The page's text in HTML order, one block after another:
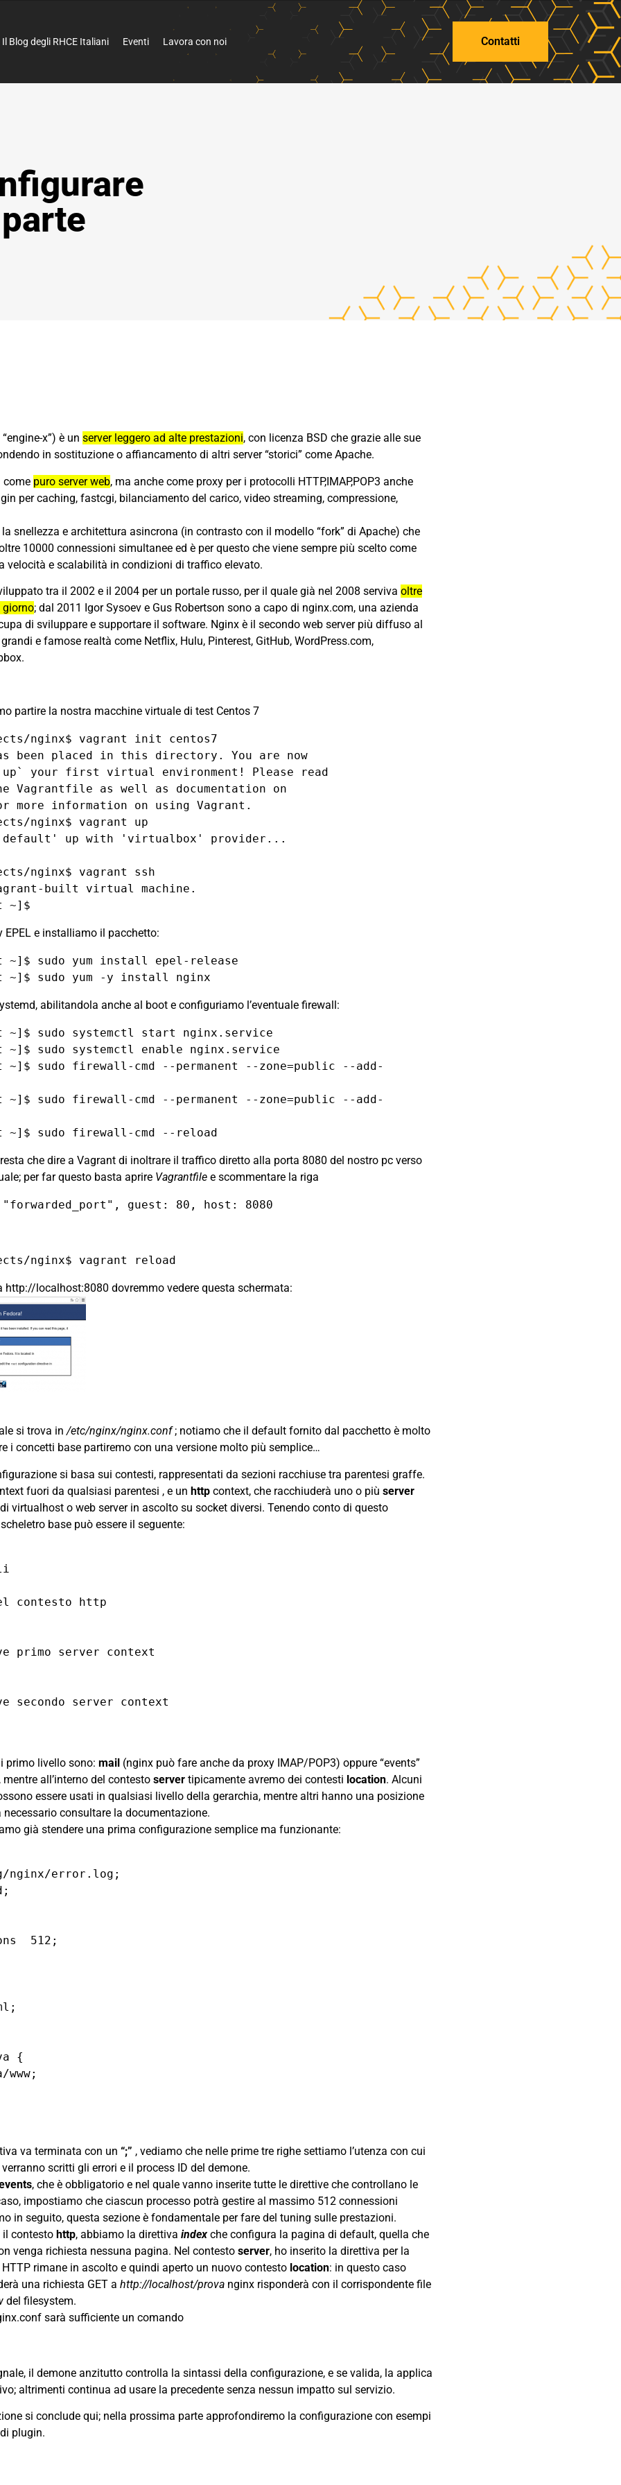
Il Blog degli RHCE Italiani Eventi Lavora con noi Contatti
x”) è un server leggero ad alte prestazioni, con licenza BSD che grazie alle sue
in sostituzione o affiancamento di altri server “storici” come Apache.
come puro server web, ma anche come proxy per i protocolli HTTP,IMAP,POP3 anche
per caching, fastcgi, bilanciamento del carico, video streaming, compressione,
snellezza e architettura asincrona (in contrasto con il modello “fork” di Apache) che
10000 connessioni simultanee ed è per questo che viene sempre più scelto come
velocità e scalabilità in condizioni di traffico elevato.
tra il 2002 e il 2004 per un portale russo, per il quale già nel 2008 serviva oltre
giorno; dal 2011 Igor Sysoev e Gus Robertson sono a capo di nginx.com, una azienda
di sviluppare e supportare il software. Nginx è il secondo web server più diffuso al
e famose realtà come Netflix, Hulu, Pinterest, GitHub, WordPress.com,
partire la nostra macchine virtuale di test Centos 7
nginx$ vagrant init centos7
been placed in this directory. You are now
your first virtual environment! Please read
Vagrantfile as well as documentation on
more information on using Vagrant.
nginx$ vagrant up
'default' up with 'virtualbox' provider...
nginx$ vagrant ssh
built virtual machine.
EPEL e installiamo il pacchetto:
~]$ sudo yum install epel-release
abilitandola anche al boot e configuriamo l’eventuale firewall:
~]$ sudo systemctl start nginx.service
~]$ sudo systemctl enable nginx.service
~]$ sudo firewall-cmd --permanent --zone=public --add-
~]$ sudo firewall-cmd --permanent --zone=public --add-
che dire a Vagrant di inoltrare il traffico diretto alla porta 8080 del nostro pc verso
per far questo basta aprire Vagrantfile e scommentare la riga
http://localhost:8080 dovremmo vedere questa schermata:
si trova in/etc/nginx/nginx.conf; notiamo che il default fornito dal pacchetto è molto
i concetti base partiremo con una versione molto più semplice…
si basa sui contesti, rappresentati da sezioni racchiuse tra parentesi graffe.
fuori da qualsiasi parentesi , e un http context, che racchiuderà uno o più server
virtualhost o web server in ascolto su socket diversi. Tenendo conto di questo
base può essere il seguente:
primo livello sono: mail (nginx può fare anche da proxy IMAP/POP3) oppure “events”
all’interno del contesto server tipicamente avremo dei contesti location. Alcuni
essere usati in qualsiasi livello della gerarchia, mentre altri hanno una posizione
consultare la documentazione.
già stendere una prima configurazione semplice ma funzionante:
nginx/error.log;
va terminata con un “;” , vediamo che nelle prime tre righe settiamo l’utenza con cui
scritti gli errori e il process ID del demone.
, che è obbligatorio e nel quale vanno inserite tutte le direttive che controllano le
impostiamo che ciascun processo potrà gestire al massimo 512 connessioni
in seguito, questa sezione è fondamentale per fare del tuning sulle prestazioni.
il contesto http, abbiamo la direttiva index che configura la pagina di default, quella che
venga richiesta nessuna pagina. Nel contesto server, ho inserito la direttiva per la
rimane in ascolto e quindi aperto un nuovo contesto location: in questo caso
una richiesta GET a http://localhost/prova nginx risponderà con il corrispondente file
del filesystem.
sarà sufficiente un comando
il demone anzitutto controlla la sintassi della configurazione, e se valida, la applica
altrimenti continua ad usare la precedente senza nessun impatto sul servizio.
si conclude qui; nella prossima parte approfondiremo la configurazione con esempi
plugin.